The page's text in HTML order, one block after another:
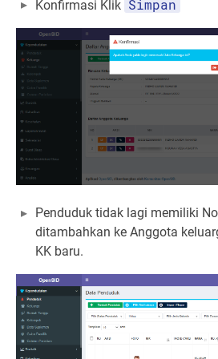
Konfirmasi Klik Simpan
Penduduk tidak lagi memiliki
ditambahkan ke Anggota
KK baru.